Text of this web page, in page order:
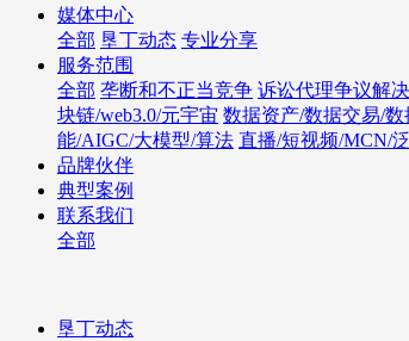
媒体中心
全部 垦丁动态 专业分享
服务范围
全部 垄断和不正当竞争 诉讼代理争议解决
块链/web3.0/元宇宙 数据资产/数据交易/数
能/AIGC/大模型/算法 直播/短视频/MCN/
品牌伙伴
典型案例
联系我们
全部
垦丁动态